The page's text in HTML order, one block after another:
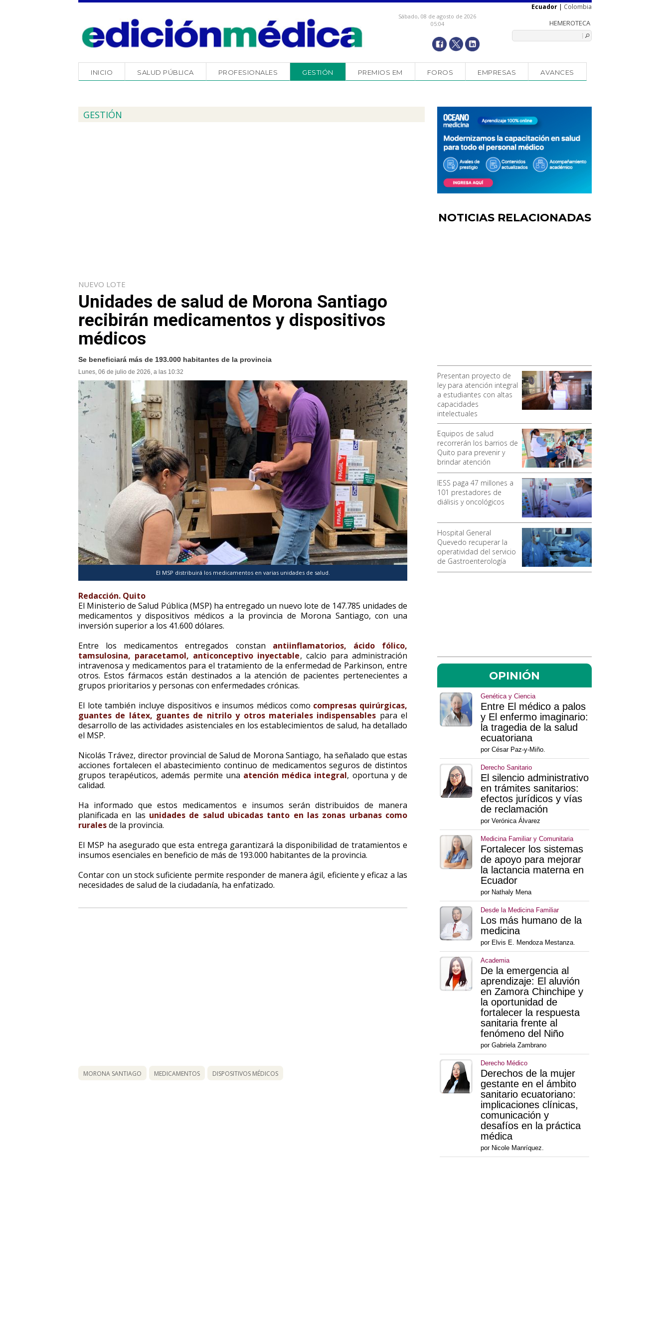
Sábado, 08 de agosto de 2026
05:04
Ecuador | Colombia
INICIO SALUD PÚBLICA PROFESIONALES GESTIÓN PREMIOS EM FOROS EMPRESAS AVANCES
NOTICIAS RELACIONADAS
Presentan proyecto de
ley para atención integral
a estudiantes con altas
capacidades
intelectuales
Equipos de salud
recorrerán los barrios de
Quito para prevenir y
brindar atención
IESS paga 47 millones a
101 prestadores de
diálisis y oncológicos
Hospital General
Quevedo recuperar la
operatividad del servicio
de Gastroenterología
OPINIÓN
Genética y Ciencia
Entre El médico a palos
y El enfermo imaginario:
la tragedia de la salud
ecuatoriana
por César Paz-y-Miño.
Derecho Sanitario
El silencio administrativo
en trámites sanitarios:
efectos jurídicos y vías
de reclamación
por Verónica Álvarez
Medicina Familiar y Comunitaria
Fortalecer los sistemas
de apoyo para mejorar
la lactancia materna en
Ecuador
por Nathaly Mena
Desde la Medicina Familiar
Los más humano de la
medicina
por Elvis E. Mendoza Mestanza.
Academia
De la emergencia al
aprendizaje: El aluvión
en Zamora Chinchipe y
la oportunidad de
fortalecer la respuesta
sanitaria frente al
fenómeno del Niño
por Gabriela Zambrano
Derecho Médico
Derechos de la mujer
gestante en el ámbito
sanitario ecuatoriano:
implicaciones clínicas,
comunicación y
desafíos en la práctica
médica
por Nicole Manríquez.
GESTIÓN
NUEVO LOTE
Unidades de salud de Morona Santiago
recibirán medicamentos y dispositivos
médicos
Se beneficiará más de 193.000 habitantes de la provincia
Lunes, 06 de julio de 2026, a las 10:32
El MSP distribuirá los medicamentos en varias unidades de salud.
Redacción. Quito
El Ministerio de Salud Pública (MSP) ha entregado un nuevo lote de 147.785 unidades de
medicamentos y dispositivos médicos a la provincia de Morona Santiago, con una
inversión superior a los 41.600 dólares.
Entre los medicamentos entregados constan antiinflamatorios, ácido fólico,
tamsulosina, paracetamol, anticonceptivo inyectable, calcio para administración
intravenosa y medicamentos para el tratamiento de la enfermedad de Parkinson, entre
otros. Estos fármacos están destinados a la atención de pacientes pertenecientes a
grupos prioritarios y personas con enfermedades crónicas.
El lote también incluye dispositivos e insumos médicos como compresas quirúrgicas,
guantes de látex, guantes de nitrilo y otros materiales indispensables para el
desarrollo de las actividades asistenciales en los establecimientos de salud, ha detallado
el MSP.
Nicolás Trávez, director provincial de Salud de Morona Santiago, ha señalado que estas
acciones fortalecen el abastecimiento continuo de medicamentos seguros de distintos
grupos terapéuticos, además permite una atención médica integral, oportuna y de
calidad.
Ha informado que estos medicamentos e insumos serán distribuidos de manera
planificada en las unidades de salud ubicadas tanto en las zonas urbanas como
ruralesde la provincia.
El MSP ha asegurado que esta entrega garantizará la disponibilidad de tratamientos e
insumos esenciales en beneficio de más de 193.000 habitantes de la provincia.
Contar con un stock suficiente permite responder de manera ágil, eficiente y eficaz a las
necesidades de salud de la ciudadanía, ha enfatizado.
MORONA SANTIAGO MEDICAMENTOS DISPOSITIVOS MÉDICOS